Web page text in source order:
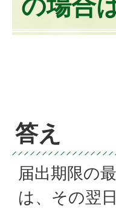
答え
届出期限の
は、その翌